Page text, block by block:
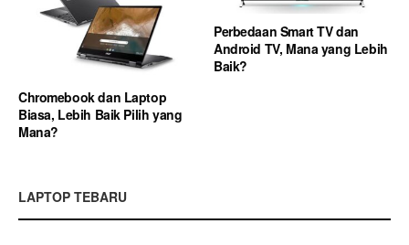
Chromebook dan Laptop
Biasa, Lebih Baik Pilih yang
Mana?
Perbedaan Smart TV dan
Android TV, Mana yang Lebih
Baik?
LAPTOP TEBARU